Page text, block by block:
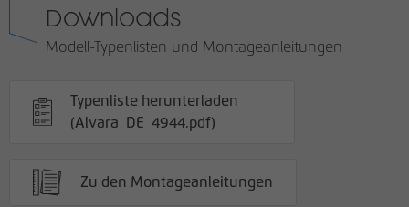
Downloads
Modell-Typenlisten und Montageanleitungen
Typenliste herunterladen
(Alvara_DE_4944.pdf)
Zu den Montageanleitungen